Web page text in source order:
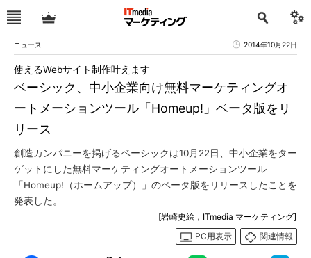
ニュース 2014年10月22日
ベーシック、中小企業向け無料マーケティングオ
ートメーションツール「Homeup!」ベータ版をリ
リース
使えるWebサイト制作叶えます
創造カンパニーを掲げるベーシックは10月22日、中小企業をター
ゲットにした無料マーケティングオートメーションツール
「Homeup!（ホームアップ）」のベータ版をリリースしたことを
発表した。
[岩崎史絵，ITmedia マーケティング]
PC用表示
関連情報